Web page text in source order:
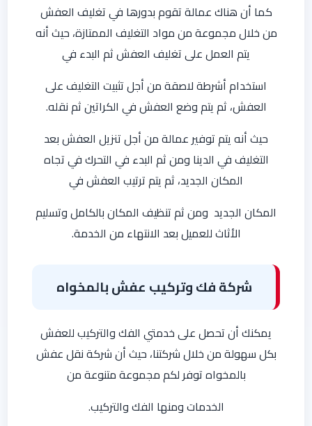
كما أن هناك عمالة تقوم بدورها في تغليف العفش
من خلال مجموعة من مواد التغليف الممتازة، حيث أنه
يتم العمل على تغليف العفش ثم البدء في
استخدام أشرطة لاصقة من أجل تثبيت التغليف على
العفش، ثم يتم وضع العفش في الكراتين ثم نقله.
حيث أنه يتم توفير عمالة من أجل تنزيل العفش بعد
التغليف في الدينا ومن ثم البدء في التحرك في تجاه
المكان الجديد، ثم يتم ترتيب العفش في
المكان الجديد ومن ثم تنظيف المكان بالكامل وتسليم
الأثاث للعميل بعد الانتهاء من الخدمة.
شركة فك وتركيب عفش بالمخواه
يمكنك أن تحصل على خدمتي الفك والتركيب للعفش
بكل سهولة من خلال شركتنا، حيث أن شركة نقل عفش
بالمخواه توفر لكم مجموعة متنوعة من
الخدمات ومنها الفك والتركيب.